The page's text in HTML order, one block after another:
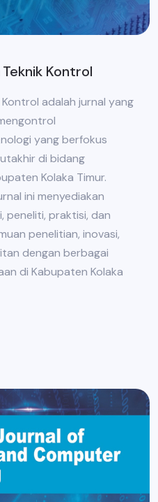
Kontrol
adalah jurnal yang
yang berfokus
di bidang
Kolaka Timur.
ini menyediakan
peneliti, praktisi, dan
penelitian, inovasi,
dengan berbagai
di Kabupaten Kolaka